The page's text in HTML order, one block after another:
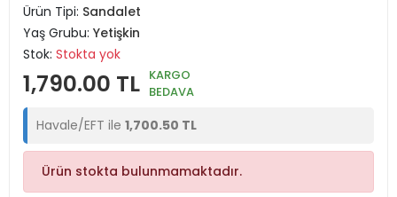
Ürün Tipi: Sandalet
Yaş Grubu: Yetişkin
Stok: Stokta yok
1,790.00 TL KARGO
BEDAVA
Havale/EFT ile 1,700.50 TL
Ürün stokta bulunmamaktadır.